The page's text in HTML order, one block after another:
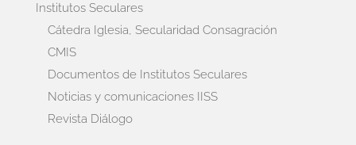
Institutos Seculares
Cátedra Iglesia, Secularidad Consagración
CMIS
Documentos de Institutos Seculares
Noticias y comunicaciones IISS
Revista Diálogo